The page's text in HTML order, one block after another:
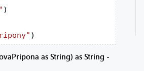
)
)
as String) as String -